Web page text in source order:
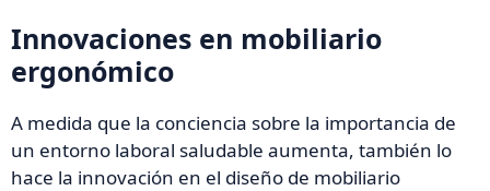
Innovaciones en mobiliario
ergonómico
A medida que la conciencia sobre la importancia de
un entorno laboral saludable aumenta, también lo
hace la innovación en el diseño de mobiliario